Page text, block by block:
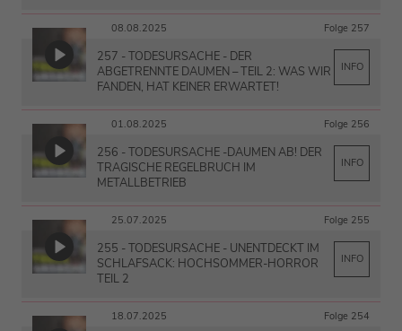
08.08.2025 Folge 257
257 - TODESURSACHE - DER
ABGETRENNTE DAUMEN – TEIL 2: WAS WIR
FANDEN, HAT KEINER ERWARTET!
INFO
01.08.2025 Folge 256
256 - TODESURSACHE -DAUMEN AB! DER
TRAGISCHE REGELBRUCH IM
METALLBETRIEB
INFO
25.07.2025 Folge 255
255 - TODESURSACHE - UNENTDECKT IM
SCHLAFSACK: HOCHSOMMER-HORROR
TEIL 2
INFO
18.07.2025 Folge 254